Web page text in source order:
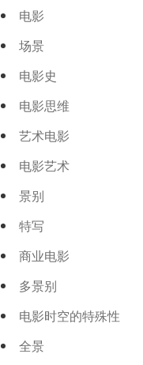
电影
场景
电影史
电影思维
艺术电影
电影艺术
景别
特写
商业电影
多景别
电影时空的特殊性
全景